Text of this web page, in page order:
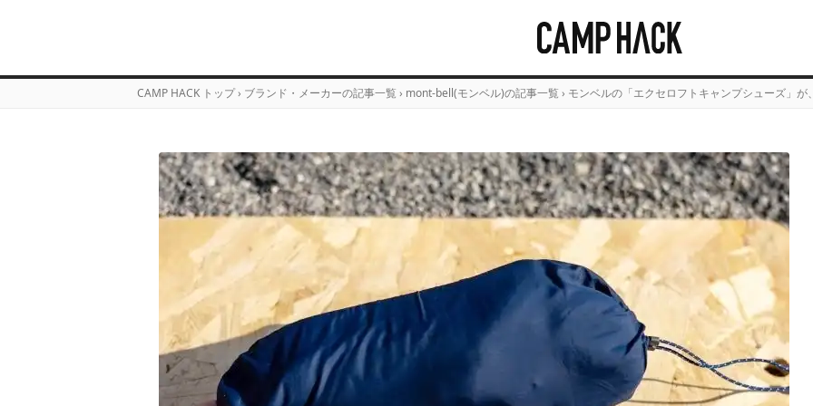
CAMP HACK トップ › ブランド・メーカーの記事一覧 › mont-bell(モンベル)の記事一覧 › モンベルの「エクセロフトキャンプシューズ」が